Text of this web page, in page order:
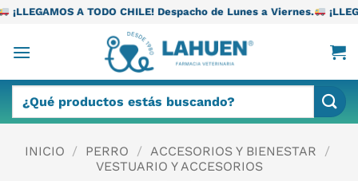
Saltar
contenido
CHILE! Despacho de Lunes a Viernes. ¡LLEGAMOS A TODO
por:
INICIO / PERRO / ACCESORIOS Y BIENESTAR
/
VESTUARIO Y ACCESORIOS